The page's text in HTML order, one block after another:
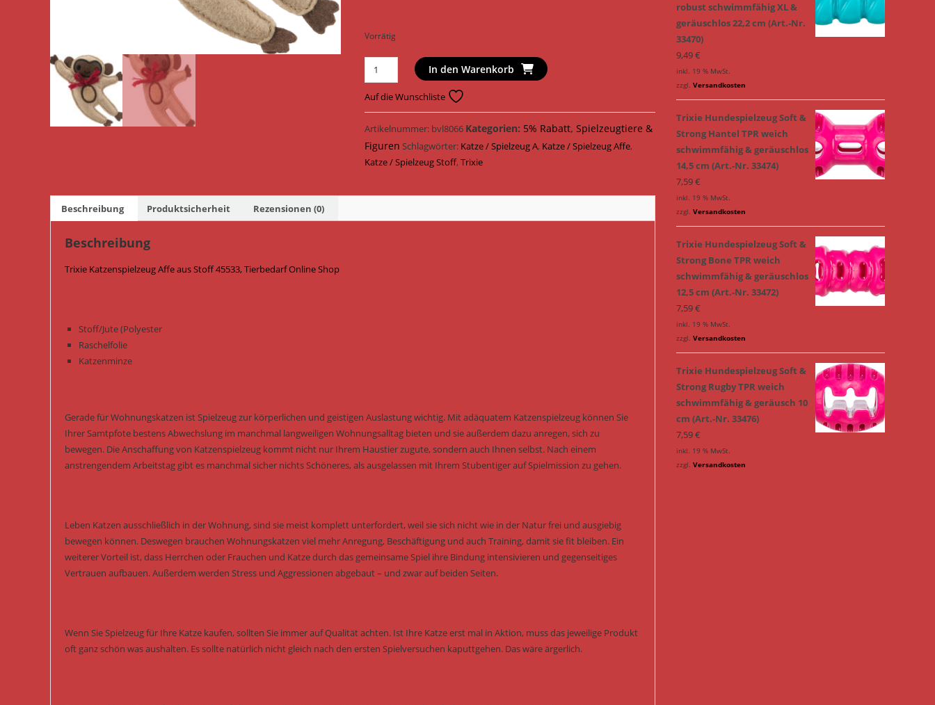
Vorrätig
Trixie
Katzenspielzeug
Affe
Stoff
12
cm
45533
In den Warenkorb
Auf die Wunschliste
Artikelnummer: bvl8066 Kategorien: 5% Rabatt,Spielzeugtiere &
Figuren Schlagwörter: Katze / Spielzeug A, Katze / Spielzeug Affe,
Katze / Spielzeug Stoff,Trixie
Beschreibung Produktsicherheit Rezensionen (0)
Beschreibung
Trixie Katzenspielzeug Affe aus Stoff 45533, Tierbedarf Online Shop
Stoff/Jute (Polyester
Raschelfolie
Katzenminze
Gerade für Wohnungskatzen ist Spielzeug zur körperlichen und geistigen Auslastung wichtig. Mit adäquatem Katzenspielzeug können Sie
Ihrer Samtpfote bestens Abwechslung im manchmal langweiligen Wohnungsalltag bieten und sie außerdem dazu anregen, sich zu
bewegen. Die Anschaffung von Katzenspielzeug kommt nicht nur Ihrem Haustier zugute, sondern auch Ihnen selbst. Nach einem
anstrengendem Arbeitstag gibt es manchmal sicher nichts Schöneres, als ausgelassen mit Ihrem Stubentiger auf Spielmission zu gehen.
Leben Katzen ausschließlich in der Wohnung, sind sie meist komplett unterfordert, weil sie sich nicht wie in der Natur frei und ausgiebig
bewegen können. Deswegen brauchen Wohnungskatzen viel mehr Anregung, Beschäftigung und auch Training, damit sie fit bleiben. Ein
weiterer Vorteil ist, dass Herrchen oder Frauchen und Katze durch das gemeinsame Spiel ihre Bindung intensivieren und gegenseitiges
Vertrauen aufbauen. Außerdem werden Stress und Aggressionen abgebaut – und zwar auf beiden Seiten.
Wenn Sie Spielzeug für Ihre Katze kaufen, sollten Sie immer auf Qualität achten. Ist Ihre Katze erst mal in Aktion, muss das jeweilige Produkt
oft ganz schön was aushalten. Es sollte natürlich nicht gleich nach den ersten Spielversuchen kaputtgehen. Das wäre ärgerlich.
robust schwimmfähig XL &
geräuschlos 22,2 cm (Art.-Nr.
33470)
9,49€
inkl. 19 % MwSt.
zzgl. Versandkosten
Trixie Hundespielzeug Soft &
Strong Hantel TPR weich
schwimmfähig & geräuschlos
14,5 cm (Art.-Nr. 33474)
7,59€
inkl. 19 % MwSt.
zzgl. Versandkosten
Trixie Hundespielzeug Soft &
Strong Bone TPR weich
schwimmfähig & geräuschlos
12,5 cm (Art.-Nr. 33472)
7,59€
inkl. 19 % MwSt.
zzgl. Versandkosten
Trixie Hundespielzeug Soft &
Strong Rugby TPR weich
schwimmfähig & geräusch 10
cm (Art.-Nr. 33476)
7,59€
inkl. 19 % MwSt.
zzgl. Versandkosten